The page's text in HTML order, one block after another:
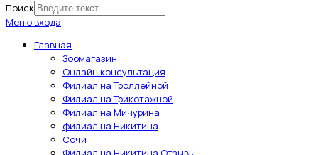
Поиск
Меню входа
Главная
Зоомагазин
Онлайн консультация
Филиал на Троллейной
Филиал на Трикотажной
Филиал на Мичурина
филиал на Никитина
Сочи